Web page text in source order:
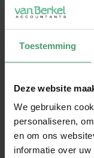
Toestemming
Deze website
We gebruiken
personaliseren,
en om ons
informatie over